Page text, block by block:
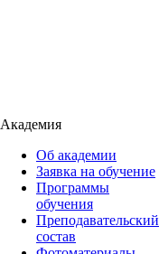
Академия
Об академии
Заявка на обучение
Программы
обучения
Преподавательский
состав